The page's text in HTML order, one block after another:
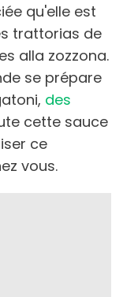
qu'elle est
trattorias de
alla zozzona.
se prépare
des
cette sauce
ce
vous.